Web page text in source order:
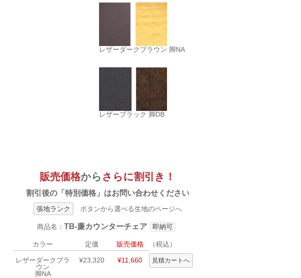
レザーダークブラウン 脚NA
レザーブラック 脚DB
販売価格から さらに割引き！
割引後の「特別価格」はお問い合わせください
張地ランク ボタンから選べる生地のページへ
商品名：TB-廉カウンターチェア 即納可
カラー 定価 販売価格 （税込）
レザーダークブラ
ウン
脚NA
¥23,320 ¥11,660